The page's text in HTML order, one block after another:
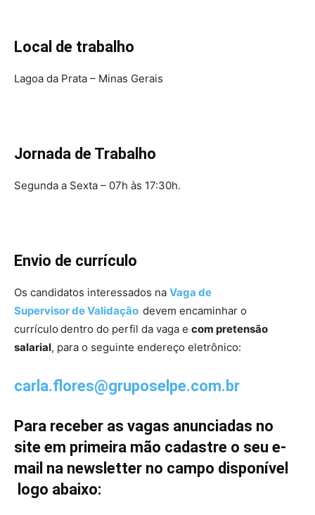
Local de trabalho
Lagoa da Prata – Minas Gerais
Jornada de Trabalho
Segunda a Sexta – 07h às 17:30h.
Envio de currículo
Os candidatos interessados na Vaga de
Supervisor deValidação devem encaminhar o
currículo dentro do perfil da vaga e com pretensão
salarial, para o seguinte endereço eletrônico:
carla.flores@gruposelpe.com.br
Para receber as vagas anunciadas no
site em primeira mão cadastre o seu e-
mail na newsletter no campo disponível
logo abaixo: